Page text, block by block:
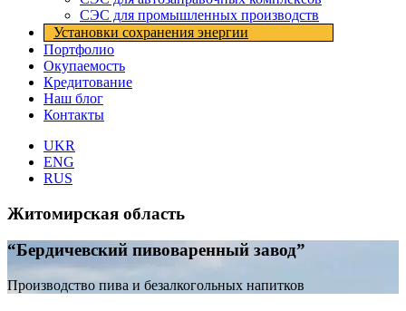
СЭС для промышленных производств
Установки cохранения энергии
Портфолио
Окупаемость
Кредитование
Наш блог
Контакты
UKR
ENG
RUS
Житомирская область
“Бердичевский пивоваренный завод”
Производство пива и безалкогольных напитков